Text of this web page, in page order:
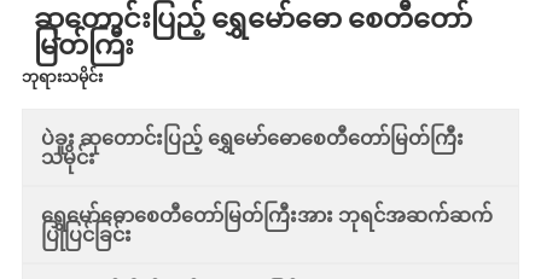
ဆုတောင်းပြည့် ရွှေမော်ဓော စေတီတော်
မြတ်ကြီး
ဘုရားသမိုင်း
ပဲခူး ဆုတောင်းပြည့် ရွှေမော်ဓောစေတီတော်မြတ်ကြီး
သမိုင်း
ရွှေမော်ဓောစေတီတော်မြတ်ကြီးအား ဘုရင်အဆက်ဆက်
ပြုပြင်ခြင်း